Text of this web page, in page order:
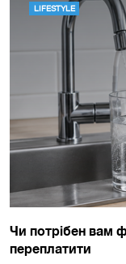
LIFESTYLE
Чи потрібен вам
переплатити